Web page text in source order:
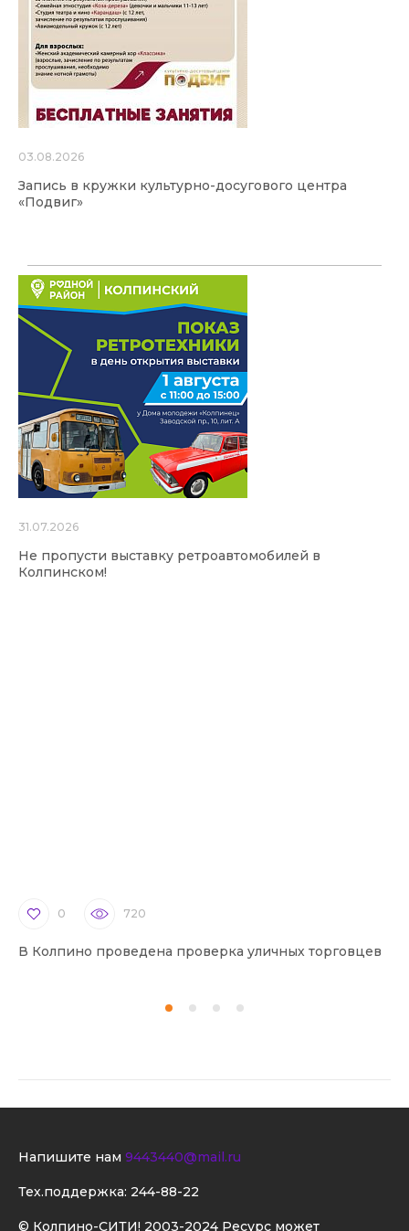
03.08.2026
Запись в кружки культурно-досугового центра
«Подвиг»
31.07.2026
Не пропусти выставку ретроавтомобилей в
Колпинском!
0 720
В Колпино проведена проверка уличных торговцев
© Колпино-СИТИ! 2003-2024 Ресурс может
Напишите нам 9443440@mail.ru
Тех.поддержка: 244-88-22